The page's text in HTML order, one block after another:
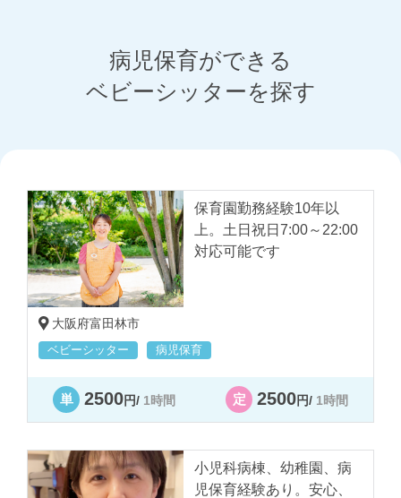
2024.02.11
子どもの冷え性
2025.07.23
もしかして熱中症？夏
に注意したい子どもの
病気のとき、子どもが
甘えん坊になる理由と
は？
病児保育ができる
ベビーシッターを探す
保育園勤務経験10年以
上。土日祝日7:00～22:00
対応可能です
大阪府富田林市
ベビーシッター 病児保育
単 2500円/ 1時間 定 2500円/ 1時間
小児科病棟、幼稚園、病
児保育経験あり。安心、